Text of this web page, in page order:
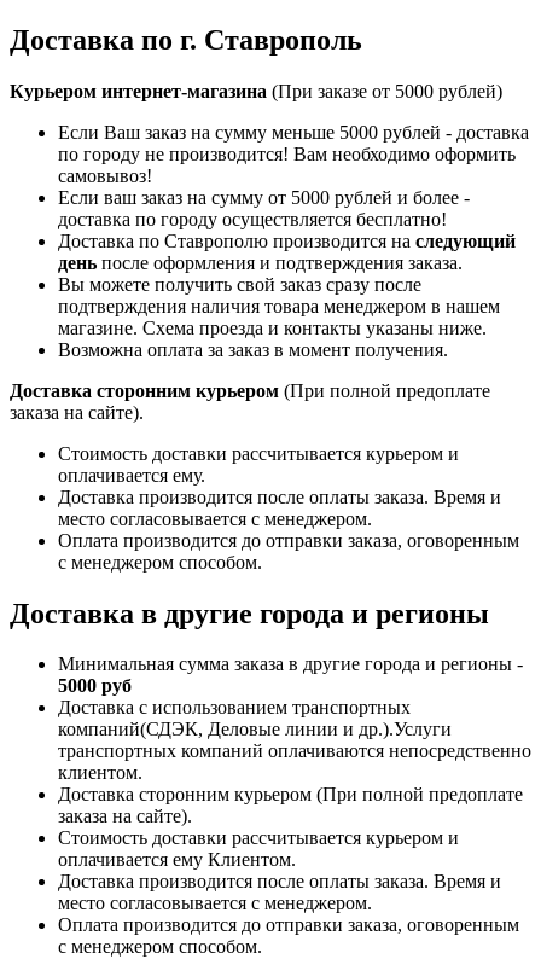
Доставка по г. Ставрополь
Курьером интернет-магазина (При заказе от 5000 рублей)
Если Ваш заказ на сумму меньше 5000 рублей - доставка
по городу не производится! Вам необходимо оформить
самовывоз!
Если ваш заказ на сумму от 5000 рублей и более -
доставка по городу осуществляется бесплатно!
Доставка по Ставрополю производится на следующий
день после оформления и подтверждения заказа.
Вы можете получить свой заказ сразу после
подтверждения наличия товара менеджером в нашем
магазине. Схема проезда и контакты указаны ниже.
Возможна оплата за заказ в момент получения.
Доставка сторонним курьером (При полной предоплате
заказа на сайте).
Стоимость доставки рассчитывается курьером и
оплачивается ему.
Доставка производится после оплаты заказа. Время и
место согласовывается с менеджером.
Оплата производится до отправки заказа, оговоренным
с менеджером способом.
Доставка в другие города и регионы
Минимальная сумма заказа в другие города и регионы -
5000 руб
Доставка с использованием транспортных
компаний(СДЭК, Деловые линии и др.).Услуги
транспортных компаний оплачиваются непосредственно
клиентом.
Доставка сторонним курьером (При полной предоплате
заказа на сайте).
Стоимость доставки рассчитывается курьером и
оплачивается ему Клиентом.
Доставка производится после оплаты заказа. Время и
место согласовывается с менеджером.
Оплата производится до отправки заказа, оговоренным
с менеджером способом.